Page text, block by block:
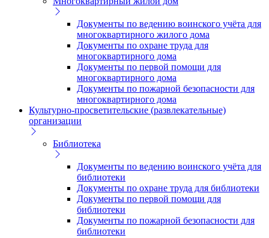
Документы по ведению воинского учёта для
многоквартирного жилого дома
Документы по охране труда для
многоквартирного дома
Документы по первой помощи для
многоквартирного дома
Документы по пожарной безопасности для
многоквартирного дома
Культурно-просветительские (развлекательные)
организации
Библиотека
Документы по ведению воинского учёта для
библиотеки
Документы по охране труда для библиотеки
Документы по первой помощи для
библиотеки
Документы по пожарной безопасности для
библиотеки